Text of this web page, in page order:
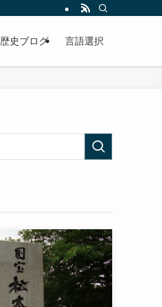
歴史ブログ 言語選択